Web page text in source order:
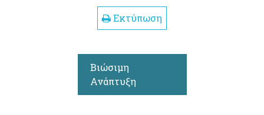
Εκτύπωση
Βιώσιμη
Ανάπτυξη